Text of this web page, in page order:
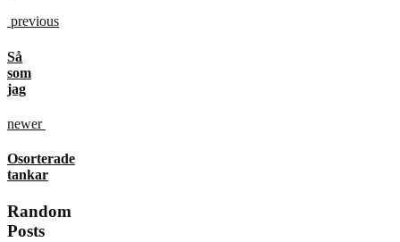
previous
Så
som
jag
newer
Osorterade
tankar
Random
Posts